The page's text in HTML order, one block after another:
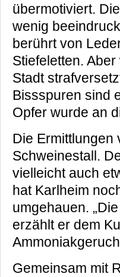
übermotiviert.
wenig
berührt von
Stiefeletten.
Stadt
Bissspuren sind
Opfer wurde an
Die Ermittlungen
Schweinestall.
vielleicht auch
hat Karlheim
umgehauen.
erzählt er dem
Gemeinsam mit